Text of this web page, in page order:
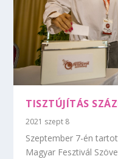
TISZTÚJÍTÁS
2021 szept 8
Szeptember 7-én
Magyar Fesztivál